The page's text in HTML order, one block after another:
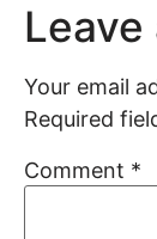
Leave
Your email
Required
Comment *